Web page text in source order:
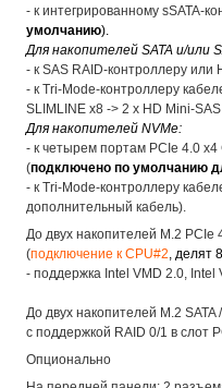
- к интегрированному sSATA-
умолчанию).
Для накопителей SATA и/или
- к SAS RAID-контроллеру
- к Tri-Mode-контроллеру
SLIMLINE x8 -> 2 x HD Mini-
Для накопителей NVMe:
- к четырем портам PCIe 4.0
(подключено по умолчанию
- к Tri-Mode-контроллеру
дополнительный кабель).
До двух накопителей M.2
(подключение к CPU#2, делят
- поддержка Intel VMD 2.0, Intel
До двух накопителей M.2
с поддержкой RAID 0/1 в слот
Опционально